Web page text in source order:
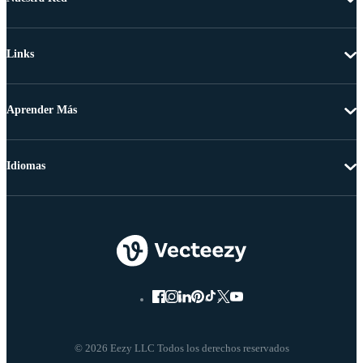
Links
Aprender Más
© 2026 Eezy LLC Todos los derechos reservados
Idiomas